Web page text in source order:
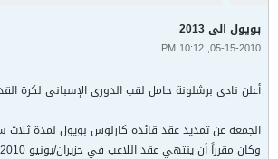
بويول الى 2013
05-15-2010, 10:12 PM
أعلن نادي برشلونة حامل لقب الدوري الإسباني لكرة
الجمعة عن تمديد عقد قائده كارلوس بويول لمدة ثلاث